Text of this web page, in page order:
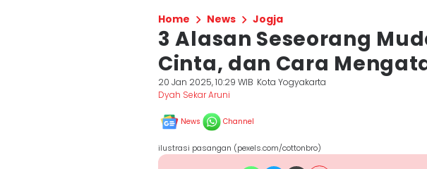
Home News Jogja
3 Alasan Seseorang
Cinta, dan Cara
20 Jan 2025, 10:29 WIB Kota Yogyakarta
Dyah Sekar Aruni
News Channel
ilustrasi pasangan (pexels.com/cottonbro)